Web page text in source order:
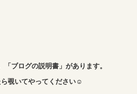
「ブログの説明書」があります。
覗いてやってください☺︎